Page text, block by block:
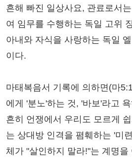
흔해 빠진 일상사요, 관료로서
여 임무를 수행하는 독일 고위
아내와 자식을 사랑하는 독일
이다.
마태복음서 기록에 의하면(마
에게 '분노'하는 것, '바보'라고
흔히 언쟁에서 우리도 모르게
는 상대방 인격을 폄훼하는 '미
체가 "살인하지 말라!"는 계명을